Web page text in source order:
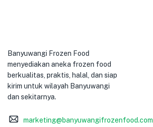
Banyuwangi Frozen Food
menyediakan aneka frozen food
berkualitas, praktis, halal, dan siap
kirim untuk wilayah Banyuwangi
dan sekitarnya.
marketing@banyuwangifrozenfood.com